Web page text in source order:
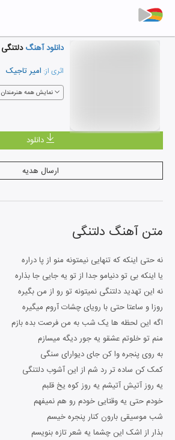
دانلود آهنگدلتنگی
اثری از: امیر تاجیک
نمایش همه هنرمندان
دانلود
ارسال هدیه
متن آهنگ دلتنگی
نه حتی اینکه که تنهایی نیمتونه منو از پا دراره
یا اینکه بی تو دنیامو جدا از تو یه جایی جا بذاره
نه این تهدید دلتنگی نمیتونه تو رو از من بگیره
روزا و ساعتا حتی با رویای چشات آروم میگیره
اگه این لحظه ها یک شب به من فرصت بده بازم
منم تو خلوتم عشقو یه جور دیگه میسازم
به روی پنجره وا کن جای دیوارای سنگی
کمک کن ساده تر رد شم از این آشوب دلتنگی
یه روز آتیش آتیشم یه روز کوه یخ قلبم
خودم حتی یه وقتایی خودم رو هم نمیفهم
شب موسیقی بارون کنار پنجره خیسم
بذار از اشک این چشما یه شعر تازه بنویسم